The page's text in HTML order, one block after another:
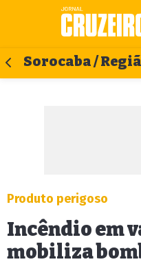
Sorocaba /
Produto perigoso
Incêndio em
mobiliza